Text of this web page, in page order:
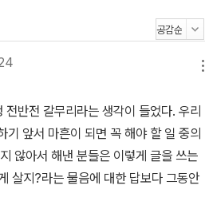
반전 갈무리라는 생각이 들었다. 우리
기 앞서 마흔이 되면 꼭 해야 할 일 중의
않아서 해낸 분들은 이렇게 글을 쓰는
살지?라는 물음에 대한 답보다 그동안